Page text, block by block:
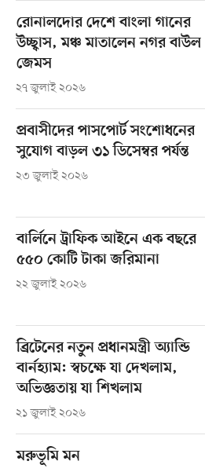
রোনালদোর দেশে বাংলা গানের
উচ্ছ্বাস, মঞ্চ মাতালেন নগর বাউল
জেমস
২৭ জুলাই ২০২৬
প্রবাসীদের পাসপোর্ট সংশোধনের
সুযোগ বাড়ল ৩১ ডিসেম্বর পর্যন্ত
২৩ জুলাই ২০২৬
বার্লিনে ট্রাফিক আইনে এক বছরে
৫৫০ কোটি টাকা জরিমানা
২২ জুলাই ২০২৬
ব্রিটেনের নতুন প্রধানমন্ত্রী অ্যান্ডি
বার্নহ্যাম: স্বচক্ষে যা দেখলাম,
অভিজ্ঞতায় যা শিখলাম
২১ জুলাই ২০২৬
মরুভূমি মন